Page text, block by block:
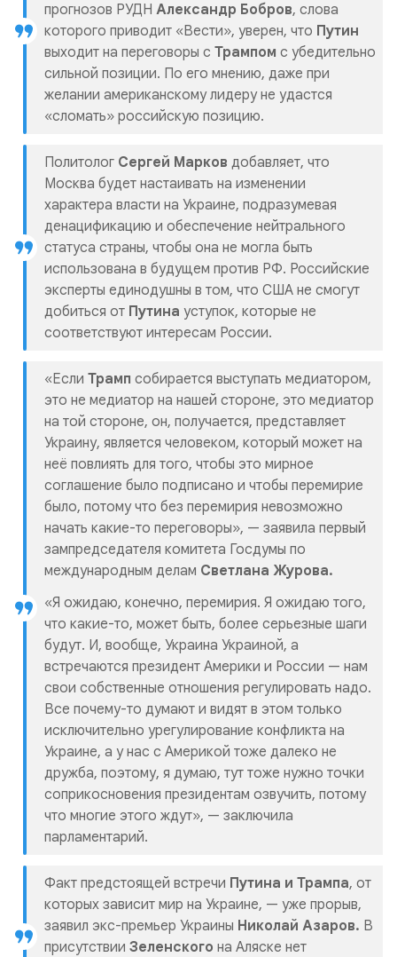
прогнозов РУДН Александр Бобров, слова
которого приводит «Вести», уверен, что Путин
выходит на переговоры с Трампом с убедительно
сильной позиции. По его мнению, даже при
желании американскому лидеру не удастся
«сломать» российскую позицию.
Политолог Сергей Марков добавляет, что
Москва будет настаивать на изменении
характера власти на Украине, подразумевая
денацификацию и обеспечение нейтрального
статуса страны, чтобы она не могла быть
использована в будущем против РФ. Российские
эксперты единодушны в том, что США не смогут
добиться от Путина уступок, которые не
соответствуют интересам России.
«Если Трамп собирается выступать медиатором,
это не медиатор на нашей стороне, это медиатор
на той стороне, он, получается, представляет
Украину, является человеком, который может на
неё повлиять для того, чтобы это мирное
соглашение было подписано и чтобы перемирие
было, потому что без перемирия невозможно
начать какие-то переговоры», — заявила первый
зампредседателя комитета Госдумы по
международным делам Светлана Журова.
«Я ожидаю, конечно, перемирия. Я ожидаю того,
что какие-то, может быть, более серьезные шаги
будут. И, вообще, Украина Украиной, а
встречаются президент Америки и России — нам
свои собственные отношения регулировать надо.
Все почему-то думают и видят в этом только
исключительно урегулирование конфликта на
Украине, а у нас с Америкой тоже далеко не
дружба, поэтому, я думаю, тут тоже нужно точки
соприкосновения президентам озвучить, потому
что многие этого ждут», — заключила
парламентарий.
Факт предстоящей встречи Путина и Трампа, от
которых зависит мир на Украине, — уже прорыв,
заявил экс-премьер Украины Николай Азаров. В
присутствии Зеленского на Аляске нет